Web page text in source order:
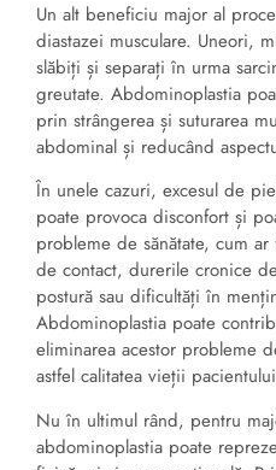
Un alt beneficiu major al
diastazei musculare. Uneori,
slăbiți și separați în urma
greutate. Abdominoplastia
prin strângerea și suturarea
abdominal și reducând
În unele cazuri, excesul de
poate provoca disconfort și
probleme de sănătate, cum
de contact, durerile cronice
postură sau dificultăți în
Abdominoplastia poate
eliminarea acestor probleme
astfel calitatea vieții
Nu în ultimul rând, pentru
abdominoplastia poate